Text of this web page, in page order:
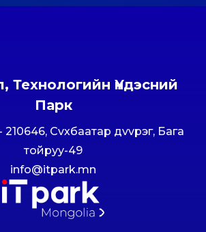
Технологийн Үндэсний
Парк
Сvхбаатар дvvрэг, Бага
тойруу-49
info@itpark.mn